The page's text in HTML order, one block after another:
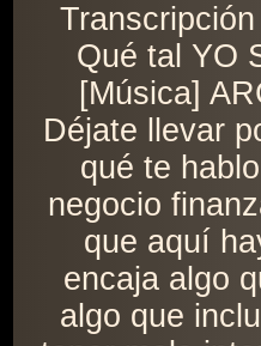
Qué tal YO
[Música]
Déjate llevar
qué te
negocio
que aquí
encaja algo
algo que